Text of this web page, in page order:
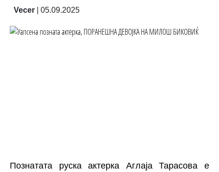
Vecer 05.09.2025
Познатата руска актерка Аглаја Тарасова е